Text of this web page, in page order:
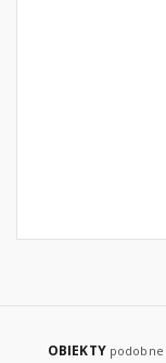
OBIEKTY podobne